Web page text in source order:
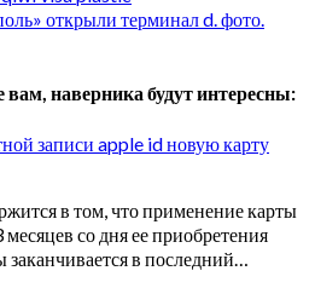
открыли терминал d. фото.
наверника будут интересны:
записи apple id новую карту
в том, что применение карты
месяцев со дня ее приобретения
в последний…